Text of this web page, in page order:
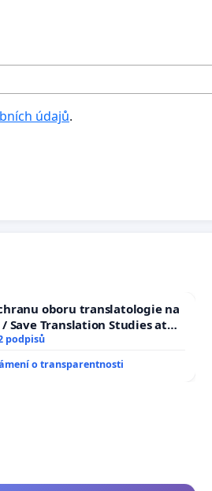
údajů.
oboru translatologie na
/ Save Translation Studies at
of Arts, Charles
podpisů
o transparentnosti